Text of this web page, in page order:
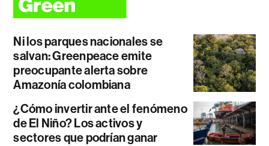
Ni los parques nacionales se
salvan: Greenpeace emite
preocupante alerta sobre
Amazonía colombiana
¿Cómo invertir ante el fenómeno
de El Niño? Los activos y
sectores que podrían ganar